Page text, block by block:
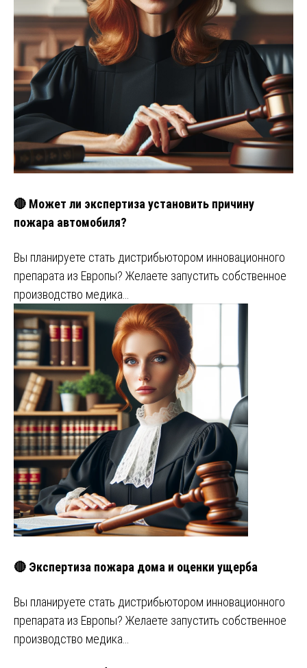
🔴 Может ли экспертиза установить причину
пожара автомобиля?
Вы планируете стать дистрибьютором инновационного
препарата из Европы? Желаете запустить собственное
производство медика…
🔴 Экспертиза пожара дома и оценки ущерба
Вы планируете стать дистрибьютором инновационного
препарата из Европы? Желаете запустить собственное
производство медика…